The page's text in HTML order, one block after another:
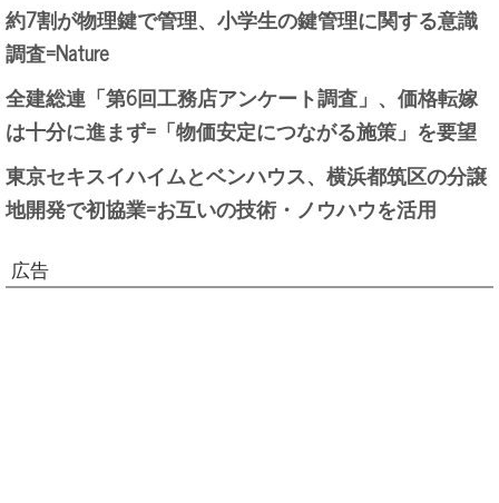
約7割が物理鍵で管理、小学生の鍵管理に関する意識
調査=Nature
全建総連「第6回工務店アンケート調査」、価格転嫁
は十分に進まず=「物価安定につながる施策」を要望
東京セキスイハイムとベンハウス、横浜都筑区の分譲
地開発で初協業=お互いの技術・ノウハウを活用
広告